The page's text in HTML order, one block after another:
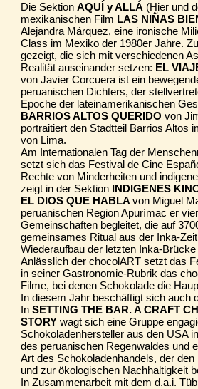
Die Sektion AQUÍ y ALLÁ (Hier und
mexikanischen Film LAS NIÑAS
Alejandra Márquez, eine ironische
Class im Mexiko der 1980er Jahre.
gezeigt, die sich mit verschiedenen
Realität auseinander setzen: EL
von Javier Corcuera ist ein
peruanischen Dichters, der
Epoche der lateinamerikanischen
BARRIOS ALTOS QUERIDO von
portraitiert den Stadtteil Barrios Altos
von Lima.
Am Internationalen Tag der
setzt sich das Festival de Cine
Rechte von Minderheiten und
zeigt in der Sektion INDIGENES
EL DIOS QUE HABLA von Miguel
peruanischen Region Apurímac er
Gemeinschaften begleitet, die auf
gemeinsames Ritual aus der Inka-
Wiederaufbau der letzten Inka-
Anlässlich der chocolART setzt das
in seiner Gastronomie-Rubrik das
Filme, bei denen Schokolade die
In diesem Jahr beschäftigt sich auch
In SETTING THE BAR. A CRAFT
STORY wagt sich eine Gruppe
Schokoladenhersteller aus den USA
des peruanischen Regenwaldes und
Art des Schokoladenhandels, der
und zur ökologischen Nachhaltigkeit
In Zusammenarbeit mit dem d.a.i.